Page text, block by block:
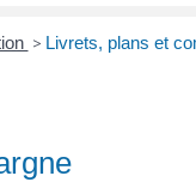
> Livrets, plans et